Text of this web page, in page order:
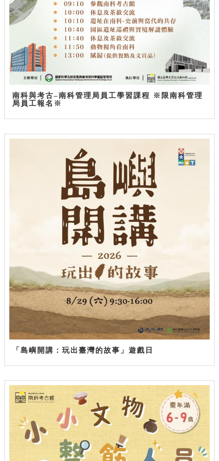
南科與考古–南科管理局員工學習課程 ※限南科管理
局員工報名※
「島嶼開講：玩出臺灣的故事」遊戲日